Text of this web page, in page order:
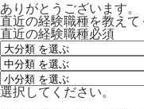
ありがとうございます。
直近の経験職種を教えて
直近の経験職種必須
選択してください。